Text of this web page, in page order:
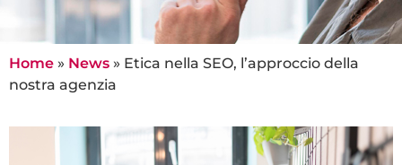
Home » News » Etica nella SEO, l’approccio della
nostra agenzia